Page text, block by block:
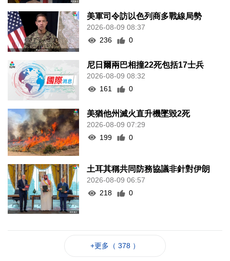
美軍司令訪以色列商多戰線局勢
2026-08-09 08:37
236
0
尼日爾兩巴相撞22死包括17士兵
2026-08-09 08:32
161
0
美猶他州滅火直升機墜毀2死
2026-08-09 07:29
199
0
土耳其稱共同防務協議非針對伊朗
2026-08-09 06:57
218
0
+更多（ 378 ）